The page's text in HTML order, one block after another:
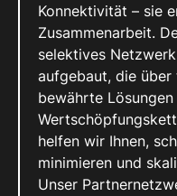
Konnektivität – sie
Zusammenarbeit.
selektives
aufgebaut, die
bewährte
helfen wir Ihnen,
minimieren und
Unser